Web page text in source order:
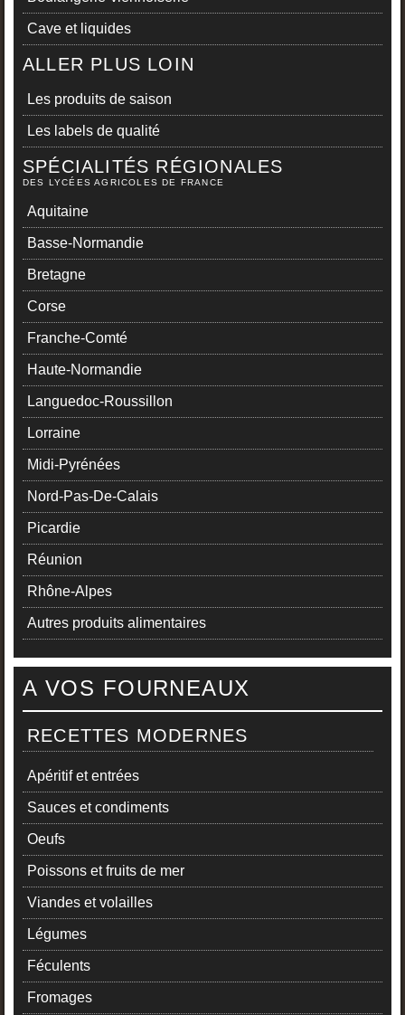
Cave et liquides
ALLER PLUS LOIN
Les produits de saison
Les labels de qualité
SPÉCIALITÉS RÉGIONALES
DES LYCÉES AGRICOLES DE FRANCE
Aquitaine
Basse-Normandie
Bretagne
Corse
Franche-Comté
Haute-Normandie
Languedoc-Roussillon
Lorraine
Midi-Pyrénées
Nord-Pas-De-Calais
Picardie
Réunion
Rhône-Alpes
Autres produits alimentaires
A VOS FOURNEAUX
RECETTES MODERNES
Apéritif et entrées
Sauces et condiments
Oeufs
Poissons et fruits de mer
Viandes et volailles
Légumes
Féculents
Fromages